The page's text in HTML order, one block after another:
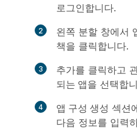
로그인합니다.
왼쪽 분할 창에서
책을 클릭합니다.
추가를 클릭하고
되는 앱을 선택합
앱 구성 생성 섹션
다음 정보를 입력